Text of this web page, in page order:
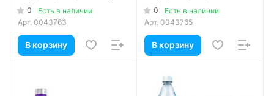
0
Есть в наличии
Арт. 0043763
В корзину
уп.0
Есть в наличии
Арт. 0043765
В корзину